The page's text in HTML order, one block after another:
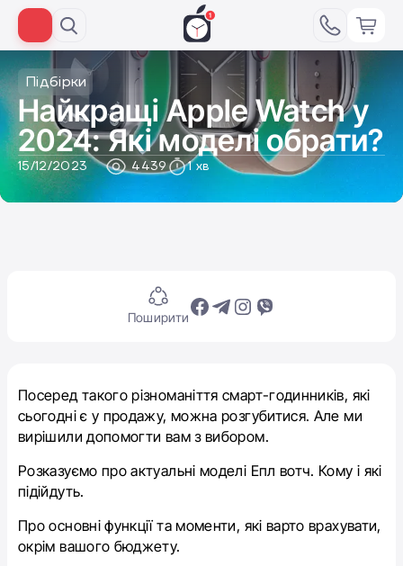
Підбірки
Найкращі Apple Watch у
2024: Які моделі обрати?
15/12/2023 4439 1 хв
Поширити
Посеред такого різноманіття смарт-годинників, які
сьогодні є у продажу, можна розгубитися. Але ми
вирішили допомогти вам з вибором.
Розказуємо про актуальні моделі Епл вотч. Кому і які
підійдуть.
Про основні функції та моменти, які варто врахувати,
окрім вашого бюджету.